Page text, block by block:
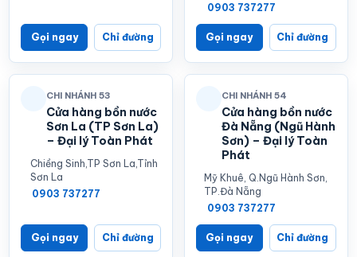
Gọi ngay Chỉ đường
0903 737277
Gọi ngay Chỉ đường
CHI NHÁNH 53
Cửa hàng bồn nước
Sơn La (TP Sơn La)
– Đại lý Toàn Phát
Chiềng Sinh,TP Sơn La,Tỉnh
Sơn La
0903 737277
Gọi ngay Chỉ đường
CHI NHÁNH 54
Cửa hàng bồn nước
Đà Nẵng (Ngũ Hành
Sơn) – Đại lý Toàn
Phát
Mỹ Khuê, Q.Ngũ Hành Sơn,
TP.Đà Nẵng
0903 737277
Gọi ngay Chỉ đường